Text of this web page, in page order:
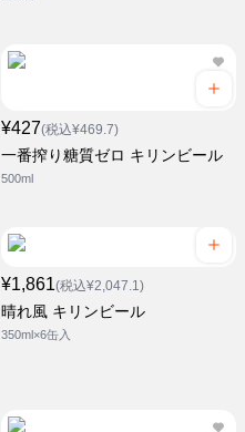
¥427(税込¥469.7)
一番搾り糖質ゼロ キリンビール
500ml
¥1,861(税込¥2,047.1)
晴れ風 キリンビール
350ml×6缶入